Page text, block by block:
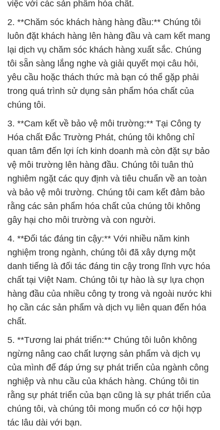
tôi sẵn sàng lắng nghe và giải quyết mọi câu hỏi,
yêu cầu hoặc thách thức mà bạn có thể gặp phải
trong quá trình sử dụng sản phẩm hóa chất của
chúng tôi.
3. **Cam kết về bảo vệ môi trường:** Tại Công ty
Hóa chất Đắc Trường Phát, chúng tôi không chỉ
quan tâm đến lợi ích kinh doanh mà còn đặt sự bảo
vệ môi trường lên hàng đầu. Chúng tôi tuân thủ
nghiêm ngặt các quy định và tiêu chuẩn về an toàn
và bảo vệ môi trường. Chúng tôi cam kết đảm bảo
rằng các sản phẩm hóa chất của chúng tôi không
gây hại cho môi trường và con người.
4. **Đối tác đáng tin cậy:** Với nhiều năm kinh
nghiệm trong ngành, chúng tôi đã xây dựng một
danh tiếng là đối tác đáng tin cậy trong lĩnh vực hóa
chất tại Việt Nam. Chúng tôi tự hào là sự lựa chọn
hàng đầu của nhiều công ty trong và ngoài nước khi
họ cần các sản phẩm và dịch vụ liên quan đến hóa
chất.
5. **Tương lai phát triển:** Chúng tôi luôn không
ngừng nâng cao chất lượng sản phẩm và dịch vụ
của mình để đáp ứng sự phát triển của ngành công
nghiệp và nhu cầu của khách hàng. Chúng tôi tin
rằng sự phát triển của bạn cũng là sự phát triển của
chúng tôi, và chúng tôi mong muốn có cơ hội hợp
tác lâu dài với bạn.
Chân thành cảm ơn bạn đã quan tâm đến Công ty
Hóa chất Đắc Trường Phát. Chúng tôi luôn sẵn
sàng phục vụ và hỗ trợ bạn trong mọi nhu cầu về
hóa chất và kiến thức liên quan.